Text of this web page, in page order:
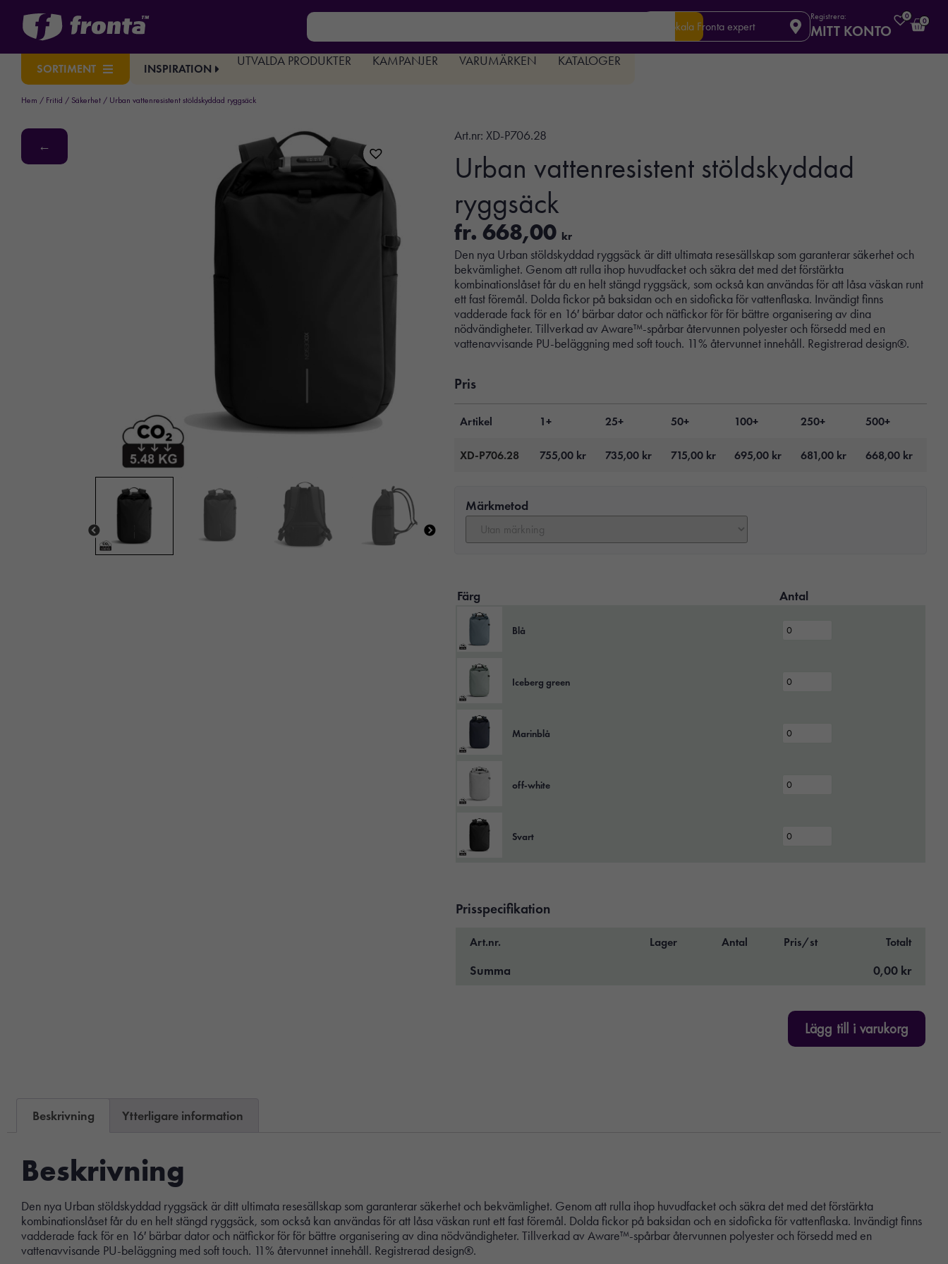
Din lokala Fronta expert
Registrera:
MITT KONTO
0
0
SORTIMENT INSPIRATION
UTVALDA PRODUKTER KAMPANJER VARUMÄRKEN KATALOGER
Hem / Fritid / Säkerhet / Urban vattenresistent stöldskyddad ryggsäck
←
Art.nr: XD-P706.28
Urban vattenresistent stöldskyddad
ryggsäck
fr. 668,00 kr
Den nya Urban stöldskyddad ryggsäck är ditt ultimata resesällskap som garanterar säkerhet och
bekvämlighet. Genom att rulla ihop huvudfacket och säkra det med det förstärkta
kombinationslåset får du en helt stängd ryggsäck, som också kan användas för att låsa väskan runt
ett fast föremål. Dolda fickor på baksidan och en sidoficka för vattenflaska. Invändigt finns
vadderade fack för en 16′ bärbar dator och nätfickor för för bättre organisering av dina
nödvändigheter. Tillverkad av Aware™-spårbar återvunnen polyester och försedd med en
vattenavvisande PU-beläggning med soft touch. 11% återvunnet innehåll. Registrerad design®.
Pris
Artikel 1+ 25+ 50+ 100+ 250+ 500+
XD-P706.28 755,00 kr 735,00 kr 715,00 kr 695,00 kr 681,00 kr 668,00 kr
Märkmetod
Färg Antal
Blå
Iceberg green
Marinblå
off‑white
Svart
Prisspecifikation
Art.nr. Lager Antal Pris/st Totalt
Summa 0,00 kr
Lägg till i varukorg
Beskrivning Ytterligare information
Beskrivning
Den nya Urban stöldskyddad ryggsäck är ditt ultimata resesällskap som garanterar säkerhet och bekvämlighet. Genom att rulla ihop huvudfacket och säkra det med det förstärkta
kombinationslåset får du en helt stängd ryggsäck, som också kan användas för att låsa väskan runt ett fast föremål. Dolda fickor på baksidan och en sidoficka för vattenflaska. Invändigt finns
vadderade fack för en 16′ bärbar dator och nätfickor för för bättre organisering av dina nödvändigheter. Tillverkad av Aware™-spårbar återvunnen polyester och försedd med en
vattenavvisande PU-beläggning med soft touch. 11% återvunnet innehåll. Registrerad design®.